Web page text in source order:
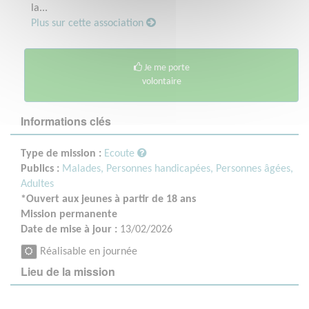
la...
Plus sur cette association
Je me porte
volontaire
Informations clés
Type de mission : Ecoute
Publics : Malades, Personnes handicapées, Personnes âgées,
Adultes
*Ouvert aux jeunes à partir de 18 ans
Mission permanente
Date de mise à jour : 13/02/2026
Réalisable en journée
Lieu de la mission